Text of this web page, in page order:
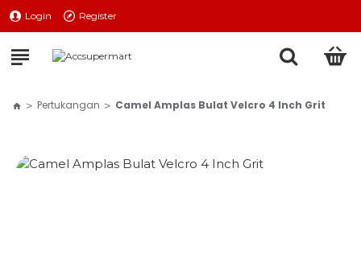
Login Register
Pertukangan Camel Amplas Bulat Velcro 4 Inch Grit